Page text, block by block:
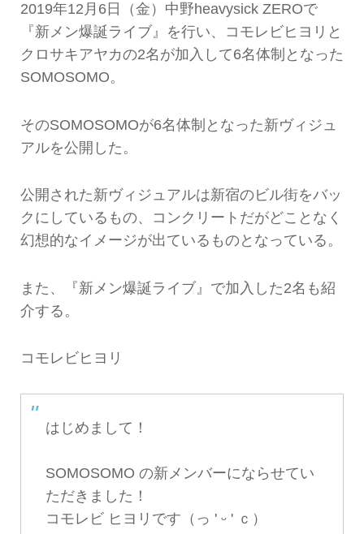
2019年12月6日（金）中野heavysick ZEROで
『新メン爆誕ライブ』を行い、コモレビヒヨリと
クロサキアヤカの2名が加入して6名体制となった
SOMOSOMO。
そのSOMOSOMOが6名体制となった新ヴィジュ
アルを公開した。
公開された新ヴィジュアルは新宿のビル街をバッ
クにしているもの、コンクリートだがどことなく
幻想的なイメージが出ているものとなっている。
また、『新メン爆誕ライブ』で加入した2名も紹
介する。
コモレビヒヨリ
はじめまして！
SOMOSOMO の新メンバーにならせてい
ただきました！
コモレビ ヒヨリです（っ ' ᵕ ' ｃ）